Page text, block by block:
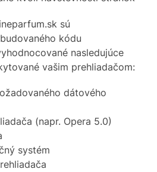
sú
kódu
nasledujúce
vašim prehliadačom:
dátového
(napr. Opera 5.0)
systém